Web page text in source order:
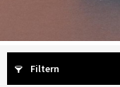
Filtern